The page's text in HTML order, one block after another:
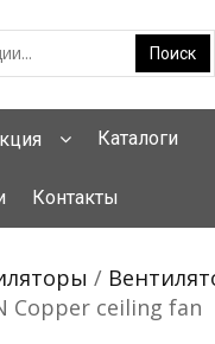
Каталоги
Контакты
/
Copper ceiling fan